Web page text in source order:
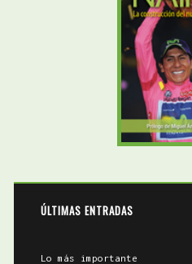
ÚLTIMAS ENTRADAS
Lo más importante